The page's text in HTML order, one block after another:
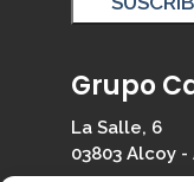
Grupo
La Salle, 6
03803 Alcoy -